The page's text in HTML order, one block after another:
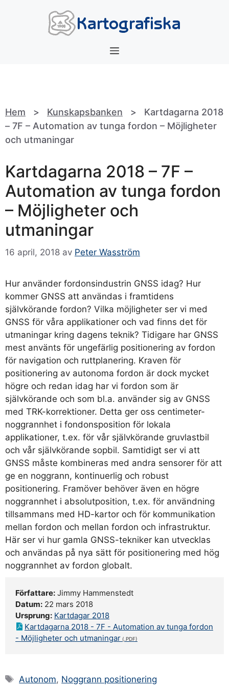
Meny
Hem > Kunskapsbanken > Kartdagarna 2018
– 7F – Automation av tunga fordon – Möjligheter
och utmaningar
Kartdagarna 2018 – 7F –
Automation av tunga fordon
– Möjligheter och
utmaningar
16 april, 2018 av Peter Wasström
Hur använder fordonsindustrin GNSS idag? Hur
kommer GNSS att användas i framtidens
självkörande fordon? Vilka möjligheter ser vi med
GNSS för våra applikationer och vad finns det för
utmaningar kring dagens teknik? Tidigare har GNSS
mest använts för ungefärlig positionering av fordon
för navigation och ruttplanering. Kraven för
positionering av autonoma fordon är dock mycket
högre och redan idag har vi fordon som är
självkörande och som bl.a. använder sig av GNSS
med TRK-korrektioner. Detta ger oss centimeter-
noggrannhet i fondonsposition för lokala
applikationer, t.ex. för vår självkörande gruvlastbil
och vår självkörande sopbil. Samtidigt ser vi att
GNSS måste kombineras med andra sensorer för att
ge en noggrann, kontinuerlig och robust
positionering. Framöver behöver även en högre
noggrannhet i absolutposition, t.ex. för användning
tillsammans med HD-kartor och för kommunikation
mellan fordon och mellan fordon och infrastruktur.
Här ser vi hur gamla GNSS-tekniker kan utvecklas
och användas på nya sätt för positionering med hög
noggrannhet av fordon globalt.
Författare: Jimmy Hammenstedt
Datum: 22 mars 2018
Ursprung: Kartdagar 2018
Kartdagarna 2018 - 7F - Automation av tunga fordon
- Möjligheter och utmaningar
Etiketter
Autonom, Noggrann positionering